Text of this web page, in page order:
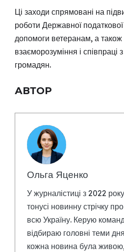
Ці заходи спрямовані на
роботи Державної
допомоги ветеранам, а також
взаєморозуміння і співпраці
громадян.
АВТОР
Ольга Яценко
У журналістиці з 2022
тонусі новинну стрічку
всю Україну. Керую
відбираю головні теми
кожна новина була